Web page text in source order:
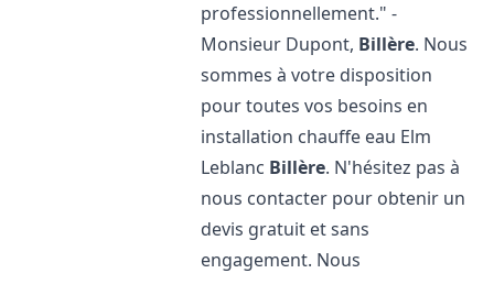
professionnellement." -
Monsieur Dupont, Billère. Nous
sommes à votre disposition
pour toutes vos besoins en
installation chauffe eau Elm
Leblanc Billère. N'hésitez pas à
nous contacter pour obtenir un
devis gratuit et sans
engagement. Nous